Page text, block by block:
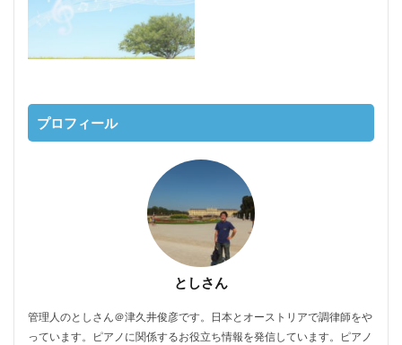
プロフィール
としさん
管理人のとしさん＠津久井俊彦です。日本とオーストリアで調律師をや
っています。ピアノに関係するお役立ち情報を発信しています。ピアノ